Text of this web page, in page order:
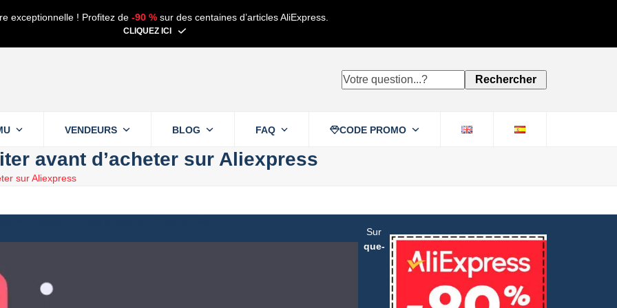
exceptionnelle ! Profitez de -90 %sur des centaines d’articles AliExpress.
CLIQUEZ ICI
Votre
Rechercher
VENDEURS BLOG FAQ CODE PROMO
avant d’acheter sur Aliexpress
sur Aliexpress
Sur
que-